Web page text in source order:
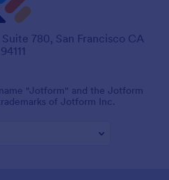
780, San Francisco CA
94111
"Jotform" and the Jotform
of Jotform Inc.